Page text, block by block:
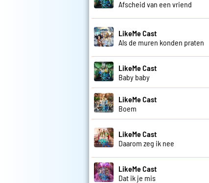
Afscheid van een vriend
LikeMe Cast
Als de muren konden praten
LikeMe Cast
Baby baby
LikeMe Cast
Boem
LikeMe Cast
Daarom zeg ik nee
LikeMe Cast
Dat ik je mis